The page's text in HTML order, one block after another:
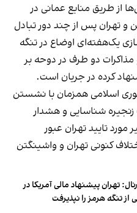
از طریق منابع عمانی در
تهران پس از چند دور تبادل
سر آرام‌سازی یک‌هفته‌ای اوضاع در تنگه
دو طرف در دوحه بر
کرده در جریان است.
اسلامی همزمان با نشستن
شناسایی و هشدار
مورد تایید تهران عبور
کنونی تهران و واشینگتن
تهران پیشنهاد مالی آمریکا در
تنگه هرمز را نپذیرفت